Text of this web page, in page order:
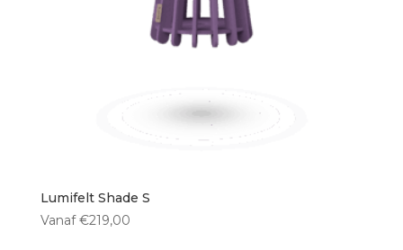
Lumifelt Shade S
Vanaf €219,00